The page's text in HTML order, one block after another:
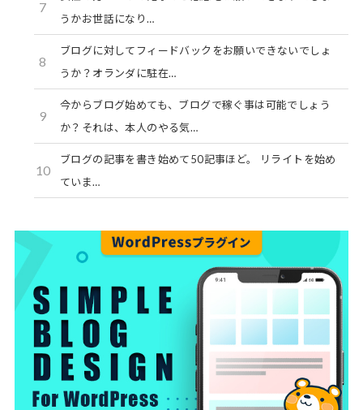
7
うかお世話になり…
8
ブログに対してフィードバックをお願いできないでしょ
うか？オランダに駐在…
9
今からブログ始めても、ブログで稼ぐ事は可能でしょう
か？それは、本人のやる気…
10
ブログの記事を書き始めて50記事ほど。 リライトを始め
ていま…